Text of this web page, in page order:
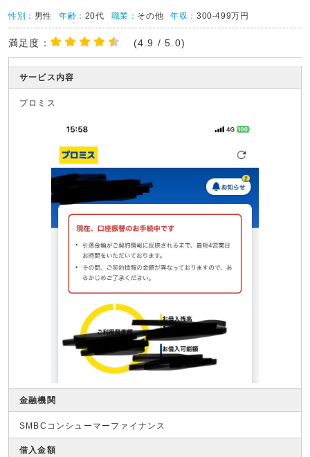
性別： 男性 年齢： 20代 職業： その他 年収：300-499万円
満足度： (4.9 / 5.0)
サービス内容
プロミス
金融機関
SMBCコンシューマーファイナンス
借入金額